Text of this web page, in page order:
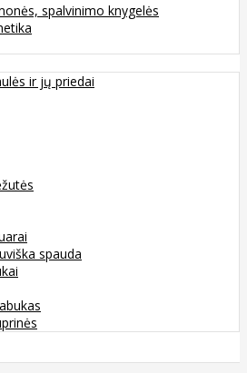
spalvinimo knygelės
ir jų priedai
spauda